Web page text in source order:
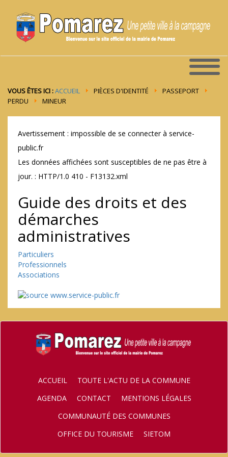
VOUS ÊTES ICI :ACCUEIL PIÈCES D'IDENTITÉ
PASSEPORT
PERDU
MINEUR
Avertissement : impossible de se connecter à service-
public.fr
Les données affichées sont susceptibles de ne pas être à
jour. : HTTP/1.0 410 - F13132.xml
Guide des droits et des
démarches
administratives
Particuliers
Professionnels
Associations
ACCUEIL
TOUTE L'ACTU DE LA COMMUNE
AGENDA
CONTACT
MENTIONS LÉGALES
COMMUNAUTÉ DES COMMUNES
OFFICE DU TOURISME
SIETOM